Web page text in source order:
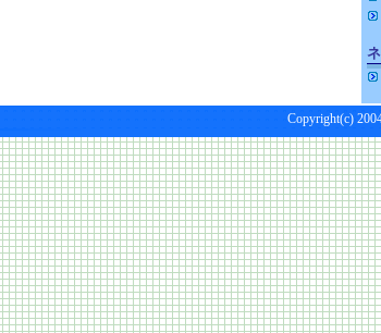
Copyright(c)